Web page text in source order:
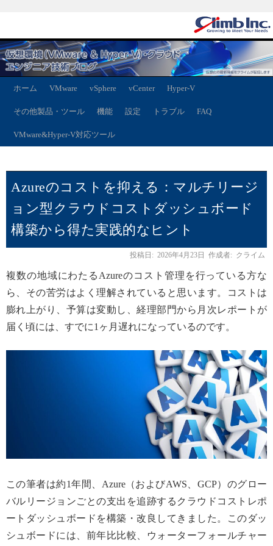
ホーム VMware vSphere vCenter Hyper-V
その他製品・ツール 機能 設定 トラブル FAQ
VMware&Hyper-V対応ツール
Azureのコストを抑える：マルチリージ
ョン型クラウドコストダッシュボード
構築から得た実践的なヒント
投稿日: 2026年4月23日 作成者: クライム
複数の地域にわたるAzureのコスト管理を行っている方な
ら、その苦労はよく理解されていると思います。コストは
膨れ上がり、予算は変動し、経理部門から月次レポートが
届く頃には、すでに1ヶ月遅れになっているのです。
この筆者は約1年間、Azure（およびAWS、GCP）のグロー
バルリージョンごとの支出を追跡するクラウドコストレポ
ートダッシュボードを構築・改良してきました。このダッ
シュボードには、前年比比較、ウォーターフォールチャー